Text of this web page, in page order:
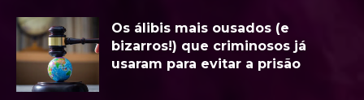
Os álibis mais ousados (e
bizarros!) que criminosos já
usaram para evitar a prisão